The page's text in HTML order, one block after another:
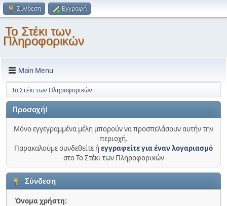
Σύνδεση Εγγραφή
Το Στέκι των
Πληροφορικών
Main Menu
Το Στέκι των Πληροφορικών
Προσοχή!
Μόνο εγγεγραμμένα μέλη μπορούν να προσπελάσουν αυτήν την
περιοχή.
Παρακαλούμε συνδεθείτε ήεγγραφείτε για έναν λογαριασμό
στο Το Στέκι των Πληροφορικών
Σύνδεση
Όνομα χρήστη: